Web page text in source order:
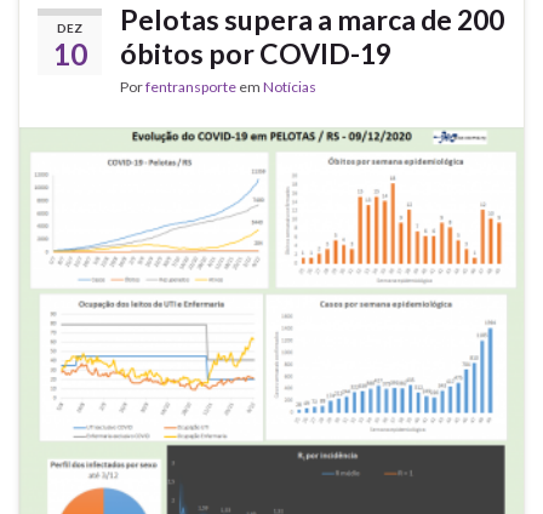
DEZ
10
Pelotas supera a marca de 200
óbitos por COVID-19
Porfentransporte em Notícias